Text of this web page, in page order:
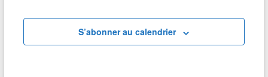
S’abonner au calendrier